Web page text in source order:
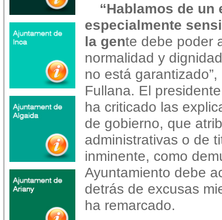
“Hablamos de un
especialmente
la gente debe poder
normalidad y
no está
Fullana. El
ha criticado las
de gobierno, que
administrativas o de
inminente, como
Ayuntamiento debe
detrás de excusas
ha remarcado.